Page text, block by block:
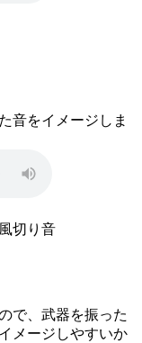
音をイメージしま
切り音
で、武器を振った
メージしやすいか